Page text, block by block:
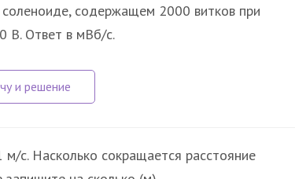
содержащем 2000 витков при
В. Ответ в мВб/с.
с. Насколько сокращается расстояние